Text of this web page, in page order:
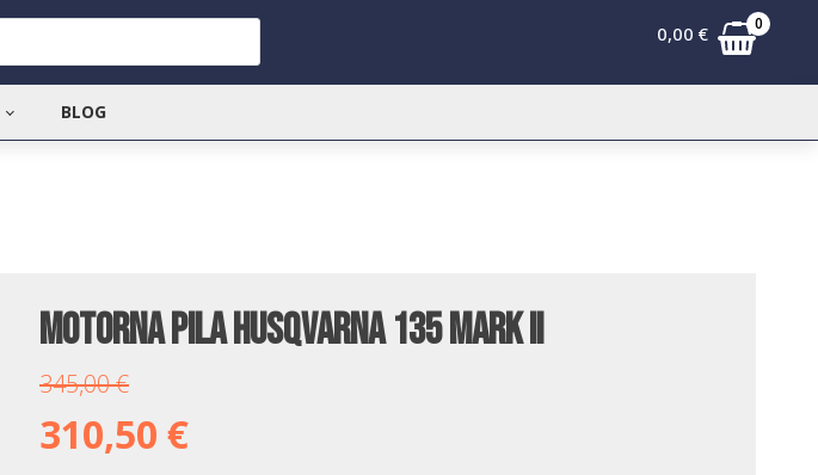
0,00 € 0
BLOG
Motorna pila Husqvarna 135 Mark II
345,00€
310,50 €